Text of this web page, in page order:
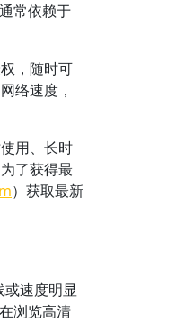
常依赖于
，随时可
络速度，
用、长时
了获得最
）获取最新
速度明显
浏览高清